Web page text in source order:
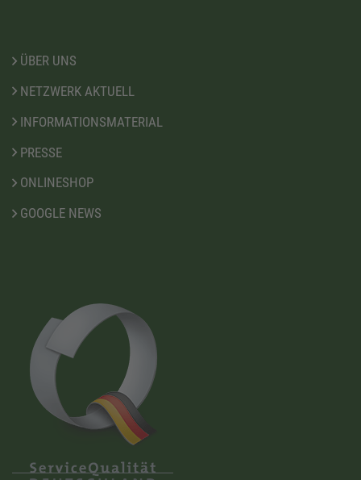
ÜBER UNS
NETZWERK AKTUELL
INFORMATIONSMATERIAL
PRESSE
ONLINESHOP
GOOGLE NEWS